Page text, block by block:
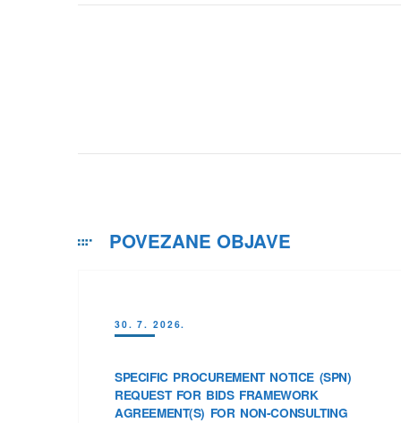
POVEZANE OBJAVE
30. 7. 2026.
SPECIFIC PROCUREMENT NOTICE (SPN)
REQUEST FOR BIDS FRAMEWORK
AGREEMENT(S) FOR NON-CONSULTING